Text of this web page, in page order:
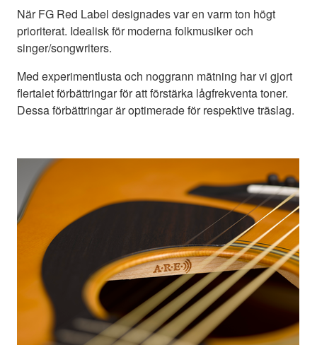
När FG Red Label designades var en varm ton högt
prioriterat. Idealisk för moderna folkmusiker och
singer/songwriters.
Med experimentlusta och noggrann mätning har vi gjort
flertalet förbättringar för att förstärka lågfrekventa toner.
Dessa förbättringar är optimerade för respektive träslag.